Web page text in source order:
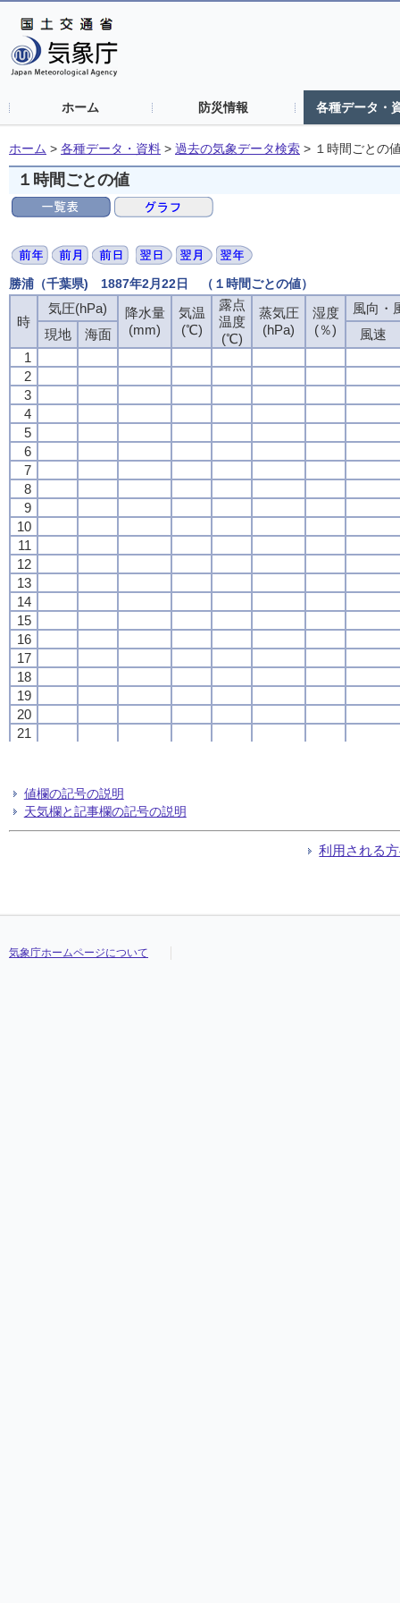
ホーム 防災情報 各種データ・
ホーム > 各種データ・資料 > 過去の気象データ検索 > １時間ごとの
１時間ごとの値
勝浦（千葉県) 1887年2月22日 （１時間ごとの値）
時
気圧(hPa)
降水量
(mm)
気温
(℃)
露点
温度
(℃)
蒸気圧
(hPa)
湿度
(％)
風向・
現地
海面
風速
1
2
3
4
5
6
7
8
9
10
11
12
13
14
15
16
17
18
19
20
21
24
時
気圧(hPa)
降水量
(mm)
気温
(℃)
露点
温度
(℃)
蒸気圧
(hPa)
湿度
(％)
風向・
現地
海面
風速
1
2
3
4
5
6
7
8
9
10
11
12
13
14
15
16
17
18
19
20
21
24
時
気圧(hPa)
降水量
(mm)
気温
(℃)
露点
温度
(℃)
蒸気圧
(hPa)
湿度
(％)
風向・
現地
海面
風速
1
2
3
4
5
6
7
8
9
10
11
12
13
14
15
16
17
18
19
20
21
24
時
気圧(hPa)
降水量
(mm)
気温
(℃)
露点
温度
(℃)
蒸気圧
(hPa)
湿度
(％)
風向・
現地
海面
風速
1
2
3
4
5
6
7
8
9
10
11
12
13
14
15
16
17
18
19
20
21
24
値欄の記号の説明
天気欄と記事欄の記号の説明
利用される
気象庁ホームページについて